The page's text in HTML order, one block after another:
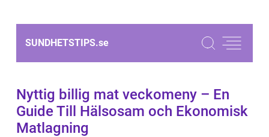
SUNDHETSTIPS.se
Nyttig billig mat veckomeny – En
Guide Till Hälsosam och Ekonomisk
Matlagning